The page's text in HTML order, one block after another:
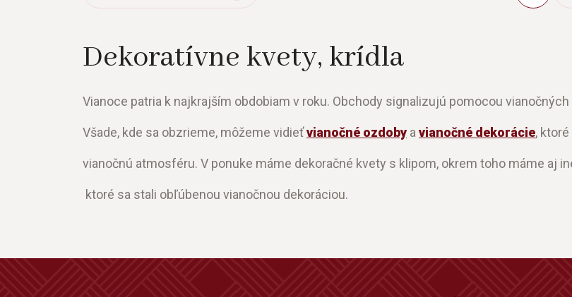
Dekoratívne kvety, krídla
Vianoce patria k najkrajším obdobiam v roku. Obchody signalizujú pomocou
Všade, kde sa obzrieme, môžeme vidieťvianočné ozdoby avianočné dekorácie,
vianočnú atmosféru. V ponuke máme dekoračné kvety s klipom, okrem toho máme aj
ktoré sa stali obľúbenou vianočnou dekoráciou.